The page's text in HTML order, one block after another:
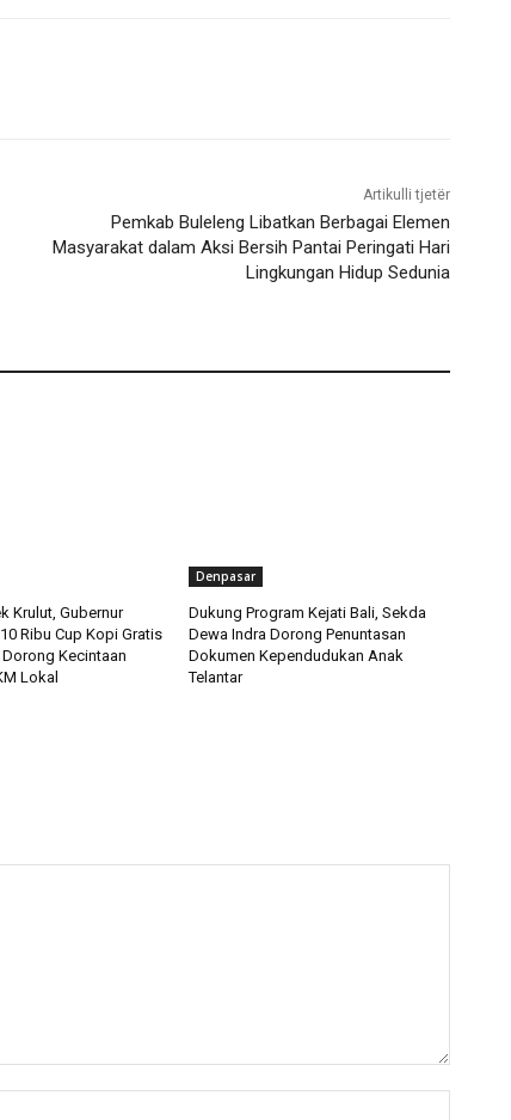
Artikulli tjetër
Pemkab Buleleng Libatkan Berbagai Elemen
Masyarakat dalam Aksi Bersih Pantai Peringati Hari
Lingkungan Hidup Sedunia
Krulut, Gubernur
Ribu Cup Kopi Gratis
Kecintaan
Lokal
Denpasar
Dukung Program Kejati Bali, Sekda
Dewa Indra Dorong Penuntasan
Dokumen Kependudukan Anak
Telantar